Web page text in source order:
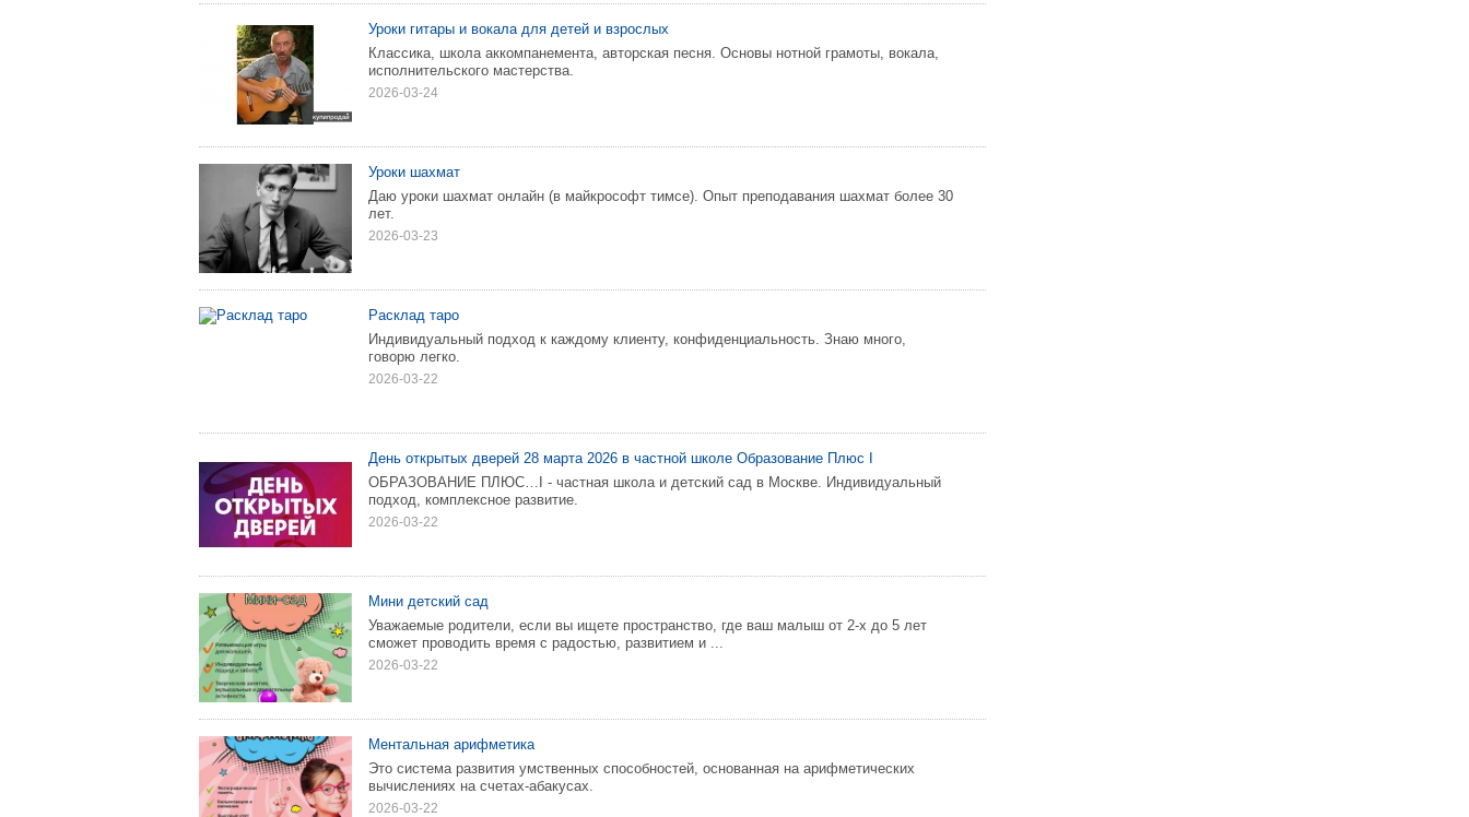
Уроки гитары и вокала для детей и взрослых
Классика, школа аккомпанемента, авторская песня. Основы нотной грамоты, вокала,
исполнительского мастерства.
2026-03-24
Уроки шахмат
Даю уроки шахмат онлайн (в майкрософт тимсе). Опыт преподавания шахмат более 30
лет.
2026-03-23
Расклад таро
Индивидуальный подход к каждому клиенту, конфиденциальность. Знаю много,
говорю легко.
2026-03-22
День открытых дверей 28 марта 2026 в частной школе Образование Плюс I
ОБРАЗОВАНИЕ ПЛЮС…I - частная школа и детский сад в Москве. Индивидуальный
подход, комплексное развитие.
2026-03-22
Мини детский сад
Уважаемые родители, если вы ищете пространство, где ваш малыш от 2-х до 5 лет
сможет проводить время с радостью, развитием и ...
2026-03-22
Ментальная арифметика
Это система развития умственных способностей, основанная на арифметических
вычислениях на счетах-абакусах.
2026-03-22